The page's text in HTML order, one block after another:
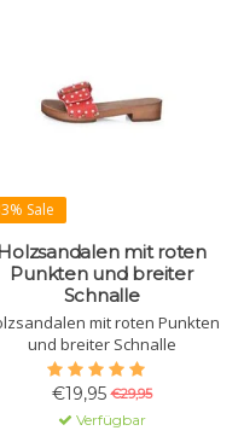
Sale
mit roten
Punkten und breiter
Schnalle
mit roten Punkten
und breiter Schnalle
€19,95 €29,95
Verfügbar